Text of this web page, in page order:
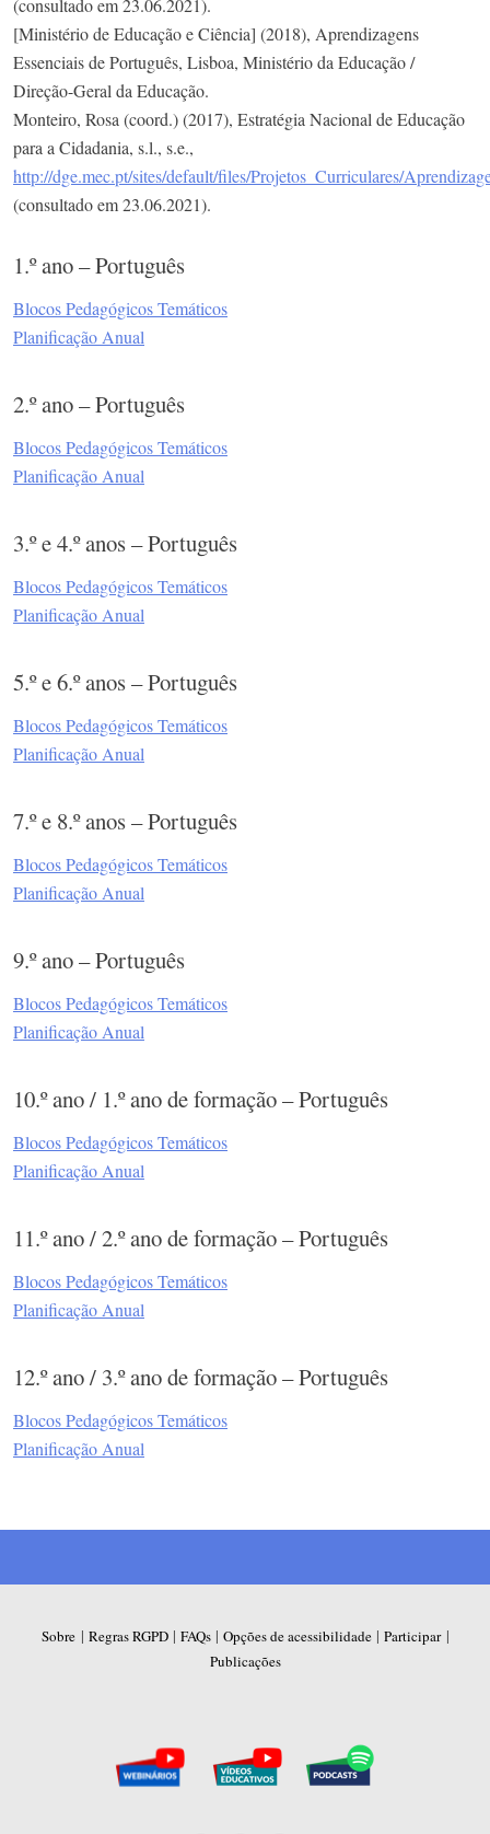
(consultado em 23.06.2021).
[Ministério de Educação e Ciência] (2018), Aprendizagens
Essenciais de Português, Lisboa, Ministério da Educação /
Direção-Geral da Educação.
Monteiro, Rosa (coord.) (2017), Estratégia Nacional de Educação
para a Cidadania, s.l., s.e.,
http://dge.mec.pt/sites/default/files/Projetos_Curriculares/
(consultado em 23.06.2021).
1.º ano – Português
Blocos Pedagógicos Temáticos
Planificação Anual
2.º ano – Português
Blocos Pedagógicos Temáticos
Planificação Anual
3.º e 4.º anos – Português
Blocos Pedagógicos Temáticos
Planificação Anual
5.º e 6.º anos – Português
Blocos Pedagógicos Temáticos
Planificação Anual
7.º e 8.º anos – Português
Blocos Pedagógicos Temáticos
Planificação Anual
9.º ano – Português
Blocos Pedagógicos Temáticos
Planificação Anual
10.º ano / 1.º ano de formação – Português
Blocos Pedagógicos Temáticos
Planificação Anual
11.º ano / 2.º ano de formação – Português
Blocos Pedagógicos Temáticos
Planificação Anual
12.º ano / 3.º ano de formação – Português
Blocos Pedagógicos Temáticos
Planificação Anual
Sobre | Regras RGPD| FAQs| Opções de acessibilidade| Participar|
Publicações